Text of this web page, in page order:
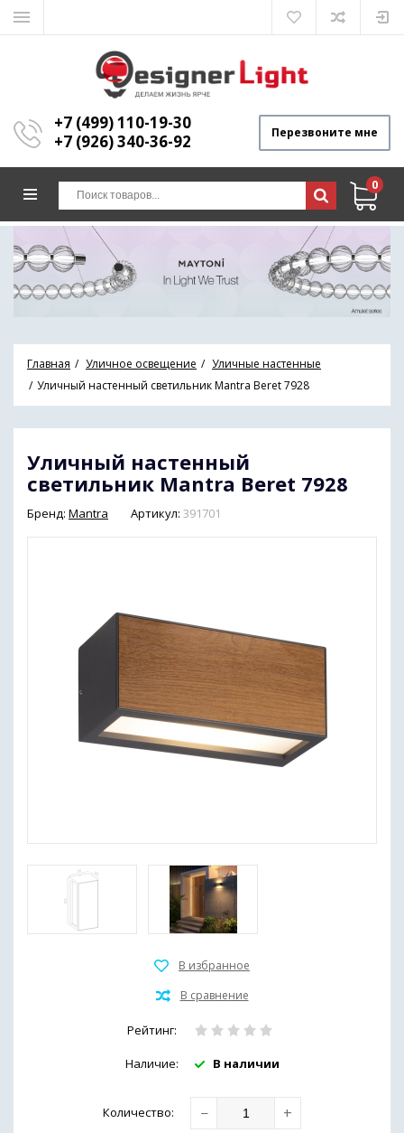
+7 (499) 110-19-30
+7 (926) 340-36-92
Перезвоните мне
0
Главная Уличное освещение
Уличные настенные
Уличный настенный светильник Mantra Beret 7928
Уличный настенный
светильник Mantra Beret 7928
Бренд: Mantra Артикул: 391701
Рейтинг:
Наличие: В наличии
Количество: − +